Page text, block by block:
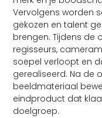
Vervolgens worden
gekozen en talent
brengen. Tijdens de
regisseurs,
soepel verloopt en
gerealiseerd. Na de
beeldmateriaal
eindproduct dat
doelgroep.